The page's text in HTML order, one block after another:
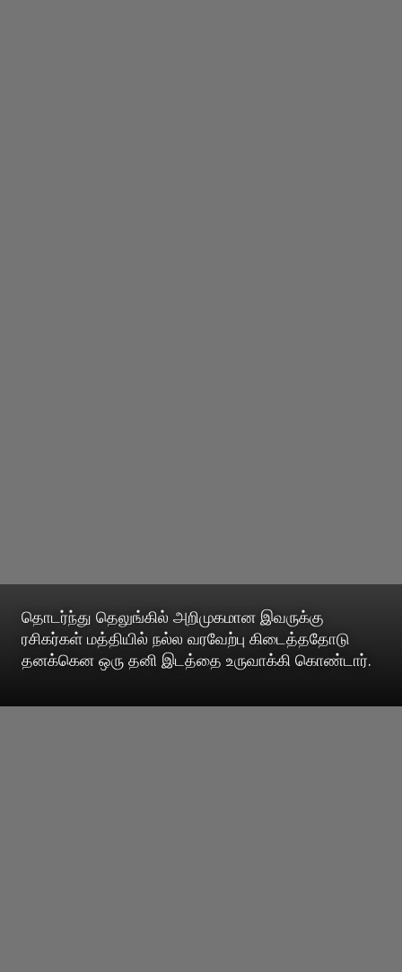
தொடர்ந்து தெலுங்கில் அறிமுகமான இவருக்கு
ரசிகர்கள் மத்தியில் நல்ல வரவேற்பு கிடைத்ததோடு
தனக்கென ஒரு தனி இடத்தை உருவாக்கி கொண்டார்.